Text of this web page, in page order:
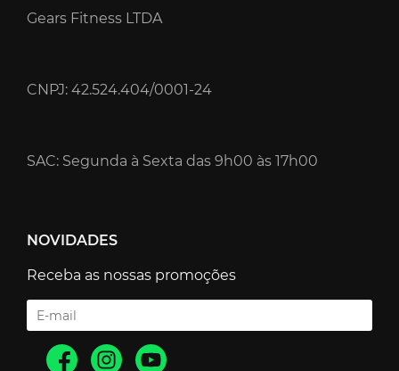
Gears Fitness LTDA
CNPJ: 42.524.404/0001-24
SAC: Segunda à Sexta das 9h00 às 17h00
NOVIDADES
Receba as nossas promoções